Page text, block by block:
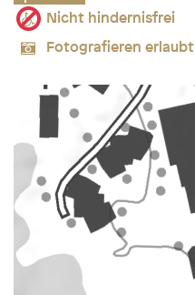
Nicht hindernisfrei
Fotografieren erlaubt